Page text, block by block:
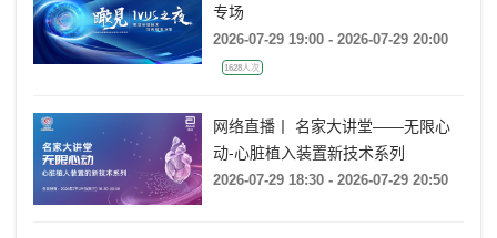
专场
2026-07-29 19:00 - 2026-07-29 20:00
1628人次
网络直播丨 名家大讲堂——无限心
动-心脏植入装置新技术系列
2026-07-29 18:30 - 2026-07-29 20:50